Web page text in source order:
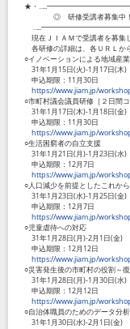
★・
◎ 研修受講者募集中
現在ＪＩＡＭで受講者を募集
各研修の詳細は、各ＵＲＬか
○イノベーションによる地域産
31年1月15日(火)-1月17日(木)
申込期限：11月30日
https://www.jiam.jp/
○市町村議会議員研修［２日間
31年1月17日(木)-1月18日(金)
申込期限：11月30日
https://www.jiam.jp/
○生活困窮者の自立支援
31年1月21日(月)-1月23日(水)
申込期限：12月7日
https://www.jiam.jp/
○人口減少を前提としたこれか
31年1月23日(水)-1月25日(金)
申込期限：12月7日
https://www.jiam.jp/
○児童虐待への対応
31年1月28日(月)-2月1日(金)
申込期限：12月12日
https://www.jiam.jp/
○災害発生後の市町村の役割～
31年1月28日(月)-1月30日(水)
申込期限：12月12日
https://www.jiam.jp/
○自治体職員のためのデータ分
31年1月30日(水)-2月1日(金)